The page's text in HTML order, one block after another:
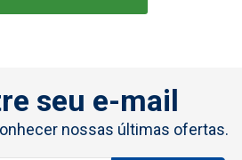
seu e-mail
nossas últimas ofertas.